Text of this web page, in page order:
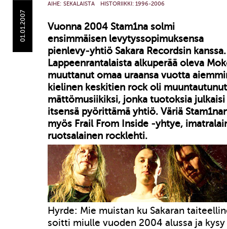
01.01.2007
AIHE: SEKALAISTA HISTORIIKKI: 1996-2006
Vuonna 2004 Stam1na solmi
ensimmäisen levytyssopimuksensa
pienlevy-yhtiö Sakara Recordsin kanssa.
Lappeenrantalaista alkuperää oleva
muuttanut omaa uraansa vuotta
kielinen keskitien rock oli muuntautunut
mättömusiikiksi, jonka tuotoksia
itsensä pyörittämä yhtiö. Väriä
myös Frail From Inside -yhtye,
ruotsalainen rocklehti.
Hyrde: Mie muistan ku Sakaran
soitti miulle vuoden 2004 alussa ja